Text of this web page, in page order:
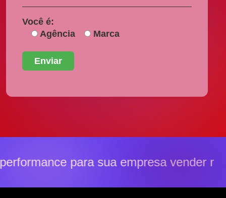
Você é:
Agência
Marca
para sua empresa vender